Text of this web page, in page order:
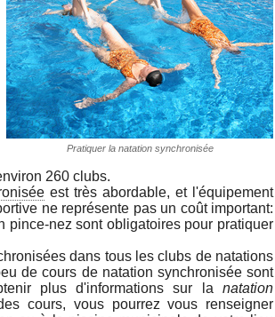
Pratiquer la natation synchronisée
260 clubs.
est très abordable, et l'équipement
ne représente pas un coût important:
pince-nez sont obligatoires pour pratiquer
dans tous les clubs de natations
de cours de natation synchronisée sont
plus d'informations sur la natation
cours, vous pourrez vous renseigner